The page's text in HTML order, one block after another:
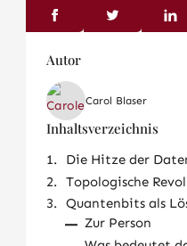
Autor
Carol Blaser
Inhaltsverzeichnis
Die Hitze der
Topologische
Quantenbits als
Zur Person